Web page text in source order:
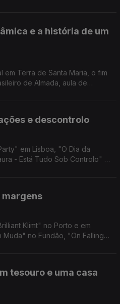
e a história de um
em Terra de Santa Maria, o fim
de Almada, aula de
e descontrolo
em Lisboa, "O Dia da
- Está Tudo Sob Controlo" e
margens
Klimt" no Porto e em
no Fundão, "On Falling"
tesouro e uma casa